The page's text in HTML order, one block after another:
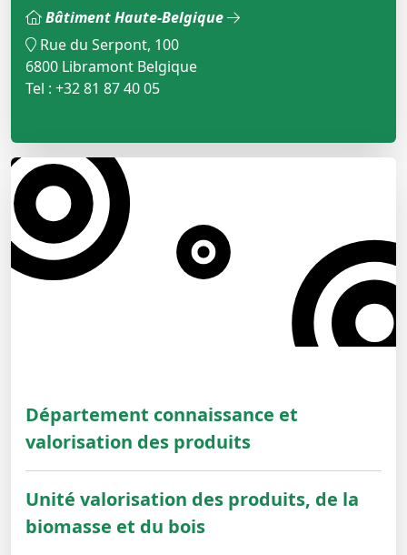
Bâtiment Haute-Belgique
Rue du Serpont, 100
6800 Libramont Belgique
Tel : +32 81 87 40 05
Département connaissance et
valorisation des produits
Unité valorisation des produits, de la
biomasse et du bois